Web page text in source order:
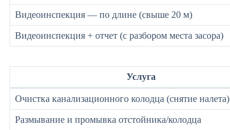
Видеоинспекция — по длине (свыше 20 м)
Видеоинспекция + отчет (с разбором места засора)
Услуга
Очистка канализационного колодца (снятие налета)
Размывание и промывка отстойника/колодца